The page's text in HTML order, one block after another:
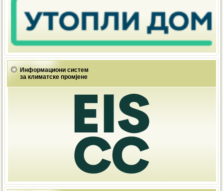
Информациони систем
за климатске промјене